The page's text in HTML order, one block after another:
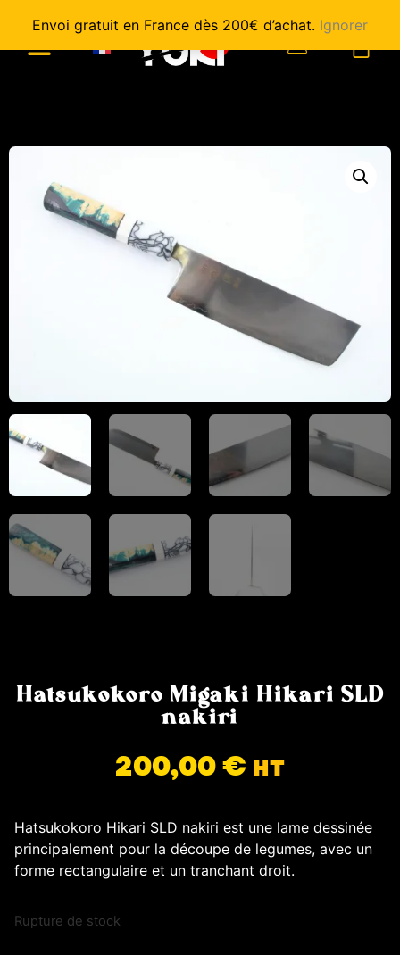
Envoi gratuit en France dès 200€ d’achat. Ignorer
Hatsukokoro Migaki Hikari SLD
nakiri
200,00€ HT
Hatsukokoro Hikari SLD nakiri est une lame dessinée
principalement pour la découpe de legumes, avec un
forme rectangulaire et un tranchant droit.
Rupture de stock